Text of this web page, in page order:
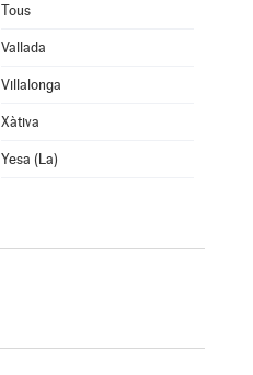
Tous
Vallada
Villalonga
Xàtiva
Yesa (La)